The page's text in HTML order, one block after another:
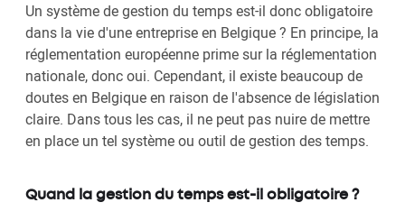
Un système de gestion du temps est-il donc obligatoire
dans la vie d'une entreprise en Belgique ? En principe, la
réglementation européenne prime sur la réglementation
nationale, donc oui. Cependant, il existe beaucoup de
doutes en Belgique en raison de l'absence de législation
claire. Dans tous les cas, il ne peut pas nuire de mettre
en place un tel système ou outil de gestion des temps.
Quand la gestion du temps est-il obligatoire ?